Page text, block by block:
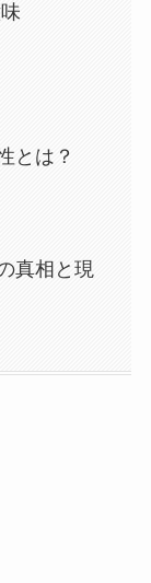
とは？
真相と現